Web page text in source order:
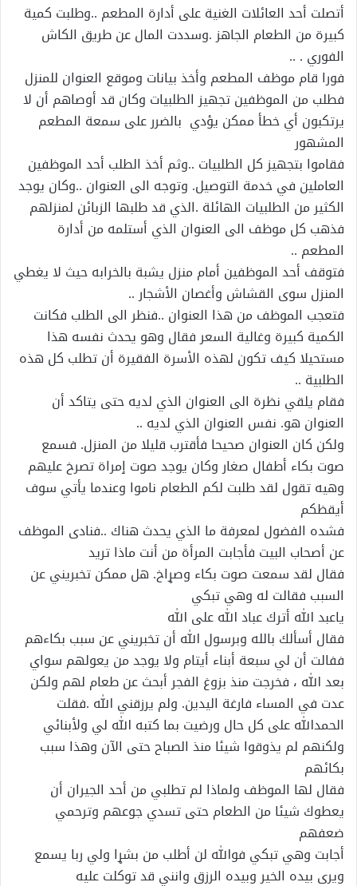
أتصلت أحد العائلات الغنية على أدارة المطعم ..وطلبت كمية
كبيرة من الطعام الجاهز .وسددت المال عن طريق الكاش
الفوري . ..
فورا قام موظف المطعم وأخذ بيانات وموقع العنوان للمنزل
فطلب من الموظفين تجهيز الطلبيات وكان قد أوصاهم أن لا
يرتكبون أي خطأ ممكن يؤدي بالضرر على سمعة المطعم
المشهور
فقاموا بتجهيز كل الطلبيات ..وثم أخذ الطلب أحد الموظفين
العاملين في خدمة التوصيل. وتوجه الى العنوان ..وكان يوجد
الكثير من الطلبيات الهائلة .الذي قد طلبها الزبائن لمنزلهم
فذهب كل موظف الى العنوان الذي أستلمه من أدارة
المطعم ..
فتوقف أحد الموظفين أمام منزل يشبة بالخرابه حيث لا يغطي
المنزل سوى القشاش وأغصان الأشجار ..
فتعجب الموظف من هذا العنوان ..فنظر الى الطلب فكانت
الكمية كبيرة وغالية السعر فقال وهو يحدث نفسه هذا
مستحيلا كيف تكون لهذه الأسرة الفقيرة أن تطلب كل هذه
الطلبية ..
فقام يلقي نظرة الى العنوان الذي لديه حتى يتاكد أن
العنوان هو. نفس العنوان الذي لديه ..
ولكن كان العنوان صحيحا فأقترب قليلا من المنزل. فسمع
صوت بكاء أطفال صغار وكان يوجد صوت ٳمراة تصرخ عليهم
وهيه تقول لقد طلبت لكم الطعام ناموا وعندما يأتي سوف
أيقظكم
فشده الفضول لمعرفة ما الذي يحدث هناك ..فنادى الموظف
عن أصحاب البيت فأجابت المرأة من أنت ماذا تريد
فقال لقد سمعت صوت بكاء وصړاخ. هل ممكن تخبريني عن
السبب فقالت له وهي تبكي
ياعبد الله أترك عباد الله على الله
فقال أسألك بالله وبرسول الله أن تخبريني عن سبب بكاءهم
ففالت أن لي سبعة أبناء أيتام ولا يوجد من يعولهم سواي
بعد الله ، فخرجت منذ بزوغ الفجر أبحث عن طعام لهم ولكن
عدت في المساء فارغة اليدين. ولم يرزقني الله .فقلت
الحمدالله على كل حال ورضيت بما كتبه الله لي ولأبنائي
ولكنهم لم يذوقوا شيئا منذ الصباح حتى الآن وهذا سبب
بكائهم
فقال لها الموظف ولماذا لم تطلبي من أحد الجيران أن
يعطوك شيئا من الطعام حتى تسدي جوعهم وترحمي
ضعفهم
أجابت وهي تبكي فوالله لن أطلب من بشړا ولي ربا يسمع
ويرى بيده الخير وبيده الرزق وانني قد توكلت عليه